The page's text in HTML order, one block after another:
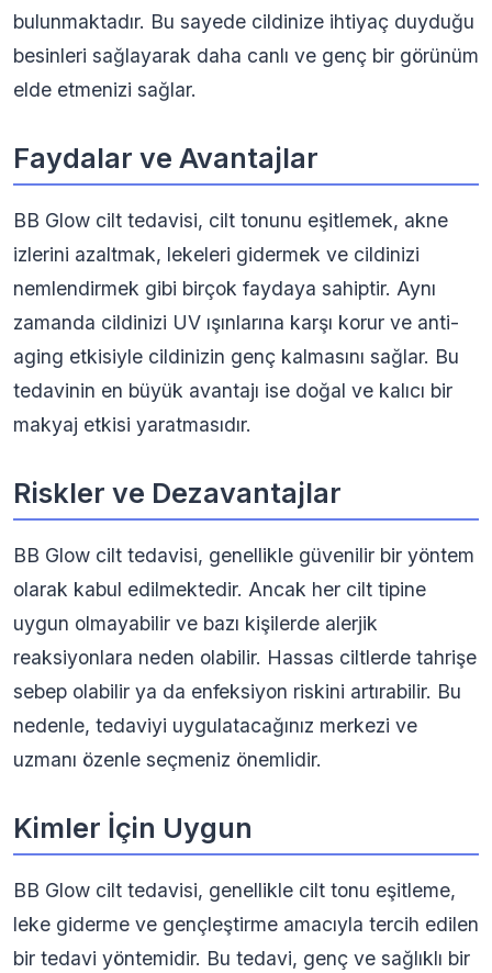
bulunmaktadır. Bu sayede cildinize ihtiyaç duyduğu
besinleri sağlayarak daha canlı ve genç bir görünüm
elde etmenizi sağlar.
Faydalar ve Avantajlar
BB Glow cilt tedavisi, cilt tonunu eşitlemek, akne
izlerini azaltmak, lekeleri gidermek ve cildinizi
nemlendirmek gibi birçok faydaya sahiptir. Aynı
zamanda cildinizi UV ışınlarına karşı korur ve anti-
aging etkisiyle cildinizin genç kalmasını sağlar. Bu
tedavinin en büyük avantajı ise doğal ve kalıcı bir
makyaj etkisi yaratmasıdır.
Riskler ve Dezavantajlar
BB Glow cilt tedavisi, genellikle güvenilir bir yöntem
olarak kabul edilmektedir. Ancak her cilt tipine
uygun olmayabilir ve bazı kişilerde alerjik
reaksiyonlara neden olabilir. Hassas ciltlerde tahrişe
sebep olabilir ya da enfeksiyon riskini artırabilir. Bu
nedenle, tedaviyi uygulatacağınız merkezi ve
uzmanı özenle seçmeniz önemlidir.
Kimler İçin Uygun
BB Glow cilt tedavisi, genellikle cilt tonu eşitleme,
leke giderme ve gençleştirme amacıyla tercih edilen
bir tedavi yöntemidir. Bu tedavi, genç ve sağlıklı bir